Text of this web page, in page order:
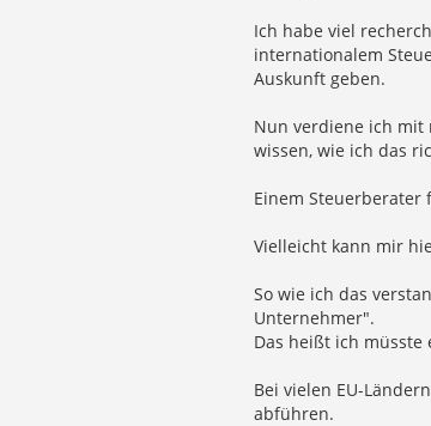
Ich habe viel
internationalem
Auskunft geben.
Nun verdiene ich mit
wissen, wie ich das
Einem Steuerberater
Vielleicht kann mir
So wie ich das
Unternehmer".
Das heißt ich müsste
Bei vielen EU-
abführen.